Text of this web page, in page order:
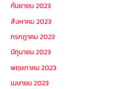
กันยายน 2023
สิงหาคม 2023
กรกฎาคม 2023
มิถุนายน 2023
พฤษภาคม 2023
เมษายน 2023